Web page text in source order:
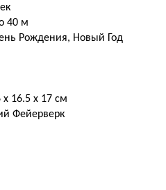
40 м
Рождения, Новый Год
х 16.5 х 17 см
Фейерверк